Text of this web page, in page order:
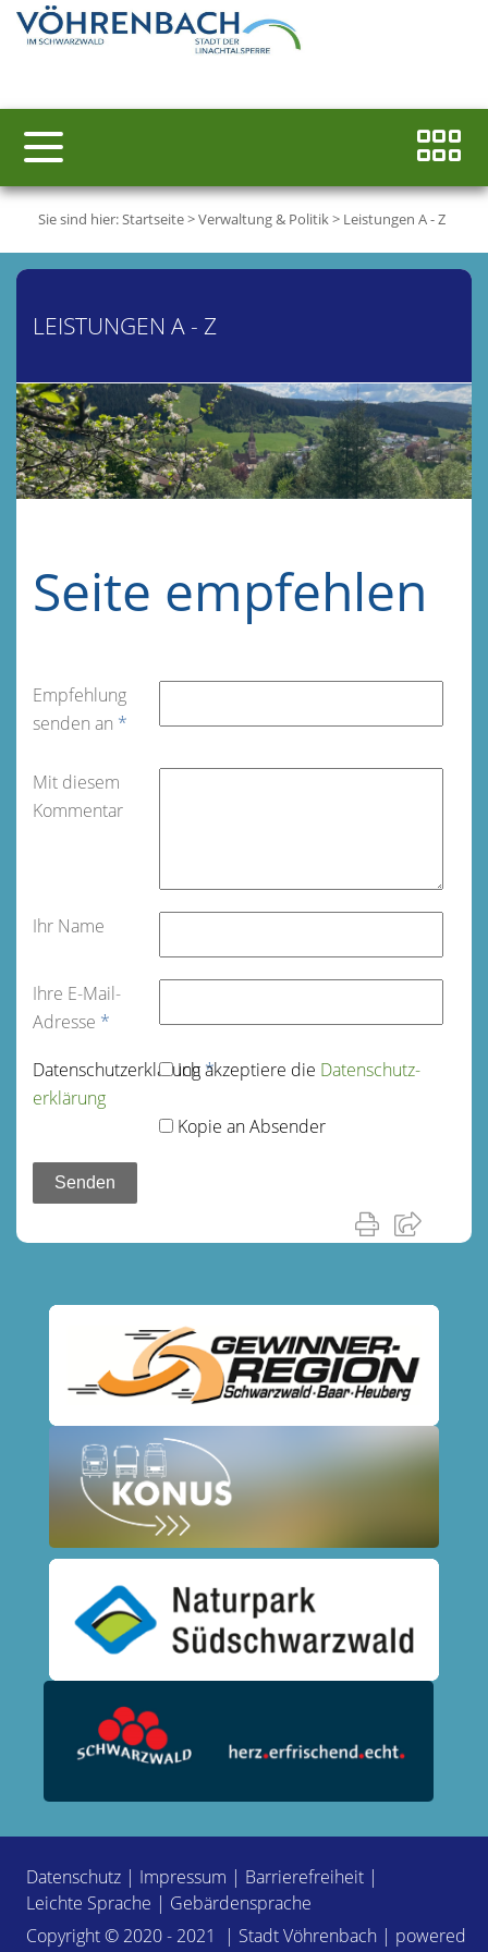
Sie sind hier:Startseite>Verwaltung & Politik> Leistungen A - Z
LEISTUNGEN A - Z
Seite empfehlen
Empfehlung
senden an *
Mit diesem
Kommentar
Ihr Name
Ihre E-Mail-
Adresse *
Datenschutz­erklärung*
Ich akzeptiere die Datenschutz­
erklärung
Kopie an Absender
Datenschutz | Impressum | Barrierefreiheit |
Leichte Sprache | Gebärdensprache
Copyright © 2020 - 2021 | Stadt Vöhrenbach | powered